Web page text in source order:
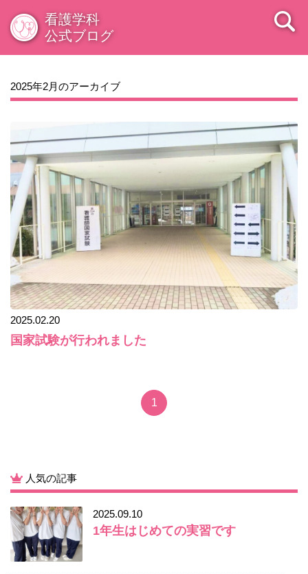
看護学科
公式ブログ
2025年2月のアーカイブ
2025.02.20
国家試験が行われました
1
人気の記事
2025.09.10
1年生はじめての実習です